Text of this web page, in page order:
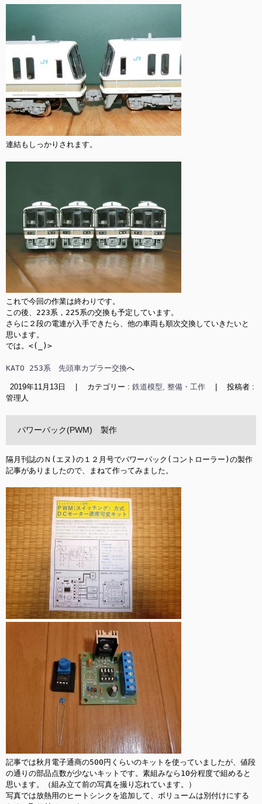
連結もしっかりされます。
これで今回の作業は終わりです。
この後、223系，225系の交換も予定しています。
さらに２段の電連が入手できたら、他の車両も順次交換していきたいと
思います。
では。<(_)>
KATO 253系　先頭車カプラー交換へ
2019年11月13日 カテゴリー : 鉄道模型, 整備・工作
投稿者 :
管理人
パワーパック(PWM) 製作
隔月刊誌のＮ(エヌ)の１２月号でパワーパック(コントローラー)の製作
記事がありましたので、まねて作ってみました。
記事では秋月電子通商の500円くらいのキットを使っていましたが、値段
の通りの部品点数が少ないキットです。素組みなら10分程度で組めると
思います。（組み立て前の写真を撮り忘れています。）
写真では放熱用のヒートシンクを追加して、ボリュームは別付けにする